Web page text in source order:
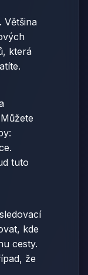
Většina
která
tuto
kde
cesty.
že